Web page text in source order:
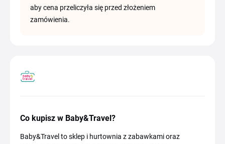
aby cena przeliczyła się przed złożeniem
zamówienia.
Co kupisz w Baby&Travel?
Baby&Travel to sklep i hurtownia z zabawkami oraz